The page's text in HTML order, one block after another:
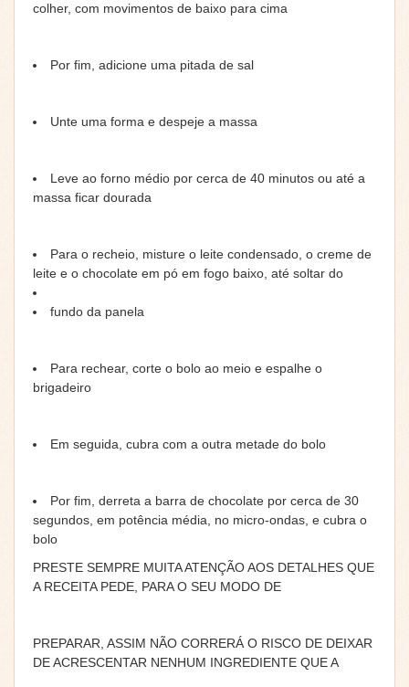
colher, com movimentos de baixo para cima
Por fim, adicione uma pitada de sal
Unte uma forma e despeje a massa
Leve ao forno médio por cerca de 40 minutos ou até a
massa ficar dourada
Para o recheio, misture o leite condensado, o creme de
leite e o chocolate em pó em fogo baixo, até soltar do
fundo da panela
Para rechear, corte o bolo ao meio e espalhe o
brigadeiro
Em seguida, cubra com a outra metade do bolo
Por fim, derreta a barra de chocolate por cerca de 30
segundos, em potência média, no micro-ondas, e cubra o
bolo
PRESTE SEMPRE MUITA ATENÇÃO AOS DETALHES QUE
A RECEITA PEDE, PARA O SEU MODO DE
PREPARAR, ASSIM NÃO CORRERÁ O RISCO DE DEIXAR
DE ACRESCENTAR NENHUM INGREDIENTE QUE A